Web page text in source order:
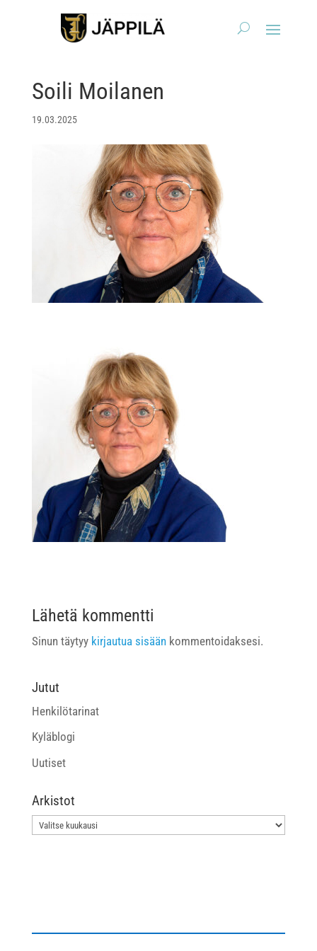
Soili Moilanen
19.03.2025
Lähetä kommentti
Sinun täytyy kirjautua sisäänkommentoidaksesi.
Jutut
Henkilötarinat
Kyläblogi
Uutiset
Arkistot
Arkistot